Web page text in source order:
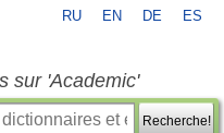
RU EN DE ES
sur 'Academic'
Recherche!